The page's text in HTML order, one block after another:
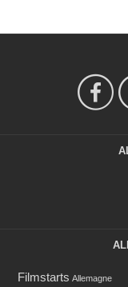
Filmstarts Allemagne